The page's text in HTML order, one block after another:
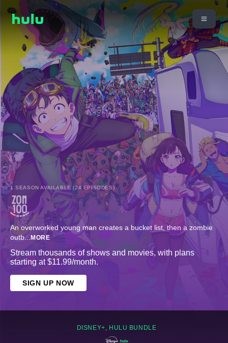
1 SEASON AVAILABLE (24 EPISODES)
An overworked young man creates a bucket list, then a zombie
outb... MORE
Stream thousands of shows and movies, with plans
starting at $11.99/month.
SIGN UP NOW
DISNEY+, HULU BUNDLE